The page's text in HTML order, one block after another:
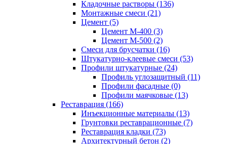
Кладочные растворы (136)
Монтажные смеси (21)
Цемент (5)
Цемент М-400 (3)
Цемент М-500 (2)
Смеси для брусчатки (16)
Штукатурно-клеевые смеси (53)
Профили штукатурные (24)
Профиль углозащитный (11)
Профили фасадные (0)
Профили маячковые (13)
Реставрация (166)
Инъекционные материалы (13)
Грунтовки реставрационные (7)
Реставрация кладки (73)
Архитектурный бетон (2)